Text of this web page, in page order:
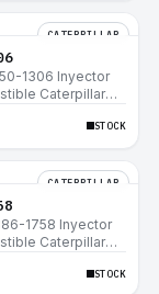
CATERPILLAR
1306 Inyector
Caterpillar®
992G
STOCK
CATERPILLAR
1758 Inyector
Caterpillar®
992G
STOCK